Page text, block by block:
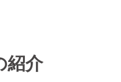
紹介